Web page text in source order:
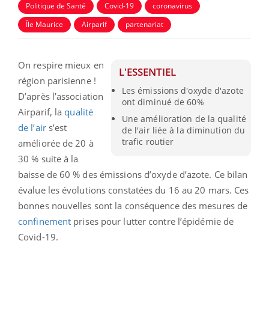
Politique de Santé
Covid-19
coronavirus
Île Maurice
Airparif partenariat
L'ESSENTIEL
Les émissions d'oxyde d'azote
ont diminué de 60%
Une amélioration de la qualité
de l'air liée à la diminution du
trafic routier
On respire mieux en
région parisienne !
D’après l’association
Airparif, la qualité
de l’airs’est
améliorée de 20 à
30 % suite à la
baisse de 60 % des émissions d’oxyde d’azote. Ce bilan
évalue les évolutions constatées du 16 au 20 mars. Ces
bonnes nouvelles sont la conséquence des mesures de
confinement prises pour lutter contre l’épidémie de
Covid-19.